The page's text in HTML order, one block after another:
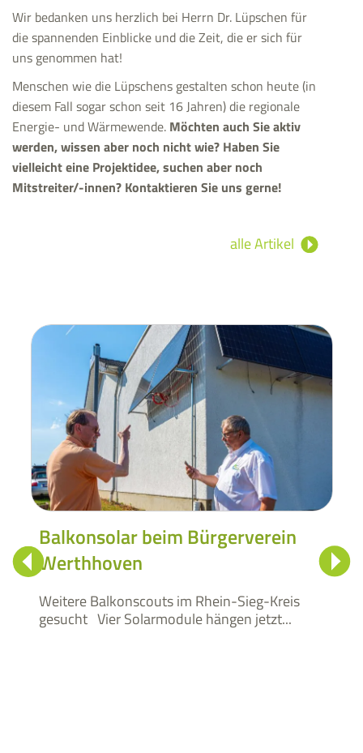
Wir bedanken uns herzlich bei Herrn Dr. Lüpschen für
die spannenden Einblicke und die Zeit, die er sich für
uns genommen hat!
Menschen wie die Lüpschens gestalten schon heute (in
diesem Fall sogar schon seit 16 Jahren) die regionale
Energie- und Wärmewende. Möchten auch Sie aktiv
werden, wissen aber noch nicht wie? Haben Sie
vielleicht eine Projektidee, suchen aber noch
Mitstreiter/-innen? Kontaktieren Sie uns gerne!
alle Artikel
Kreis
jetzt...
Nachbarschaftliche
Beispiele aus dem Rhein-Sieg
Als bei Familie Moser im bergischen